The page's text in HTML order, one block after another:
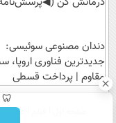
در 4
📍
دندان مصنوعی سوئیسی:
جدیدترین فناوری اروپا،
مقاوم | پرداخت قسطی
عصر